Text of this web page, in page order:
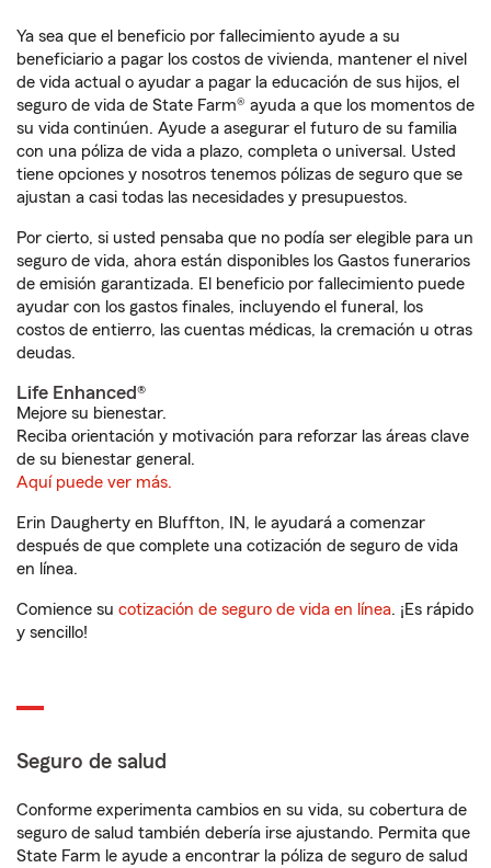
Ya sea que el beneficio por fallecimiento ayude a su
beneficiario a pagar los costos de vivienda, mantener el nivel
de vida actual o ayudar a pagar la educación de sus hijos, el
seguro de vida de State Farm® ayuda a que los momentos de
su vida continúen. Ayude a asegurar el futuro de su familia
con una póliza de vida a plazo, completa o universal. Usted
tiene opciones y nosotros tenemos pólizas de seguro que se
ajustan a casi todas las necesidades y presupuestos.
Por cierto, si usted pensaba que no podía ser elegible para un
seguro de vida, ahora están disponibles los Gastos funerarios
de emisión garantizada. El beneficio por fallecimiento puede
ayudar con los gastos finales, incluyendo el funeral, los
costos de entierro, las cuentas médicas, la cremación u otras
deudas.
Life Enhanced®
Mejore su bienestar.
Reciba orientación y motivación para reforzar las áreas clave
de su bienestar general.
Aquí puede ver más.
Erin Daugherty en Bluffton, IN, le ayudará a comenzar
después de que complete una cotización de seguro de vida
en línea.
Comience su cotización de seguro de vida en línea. ¡Es rápido
y sencillo!
Seguro de salud
Conforme experimenta cambios en su vida, su cobertura de
seguro de salud también debería irse ajustando. Permita que
State Farm le ayude a encontrar la póliza de seguro de salud